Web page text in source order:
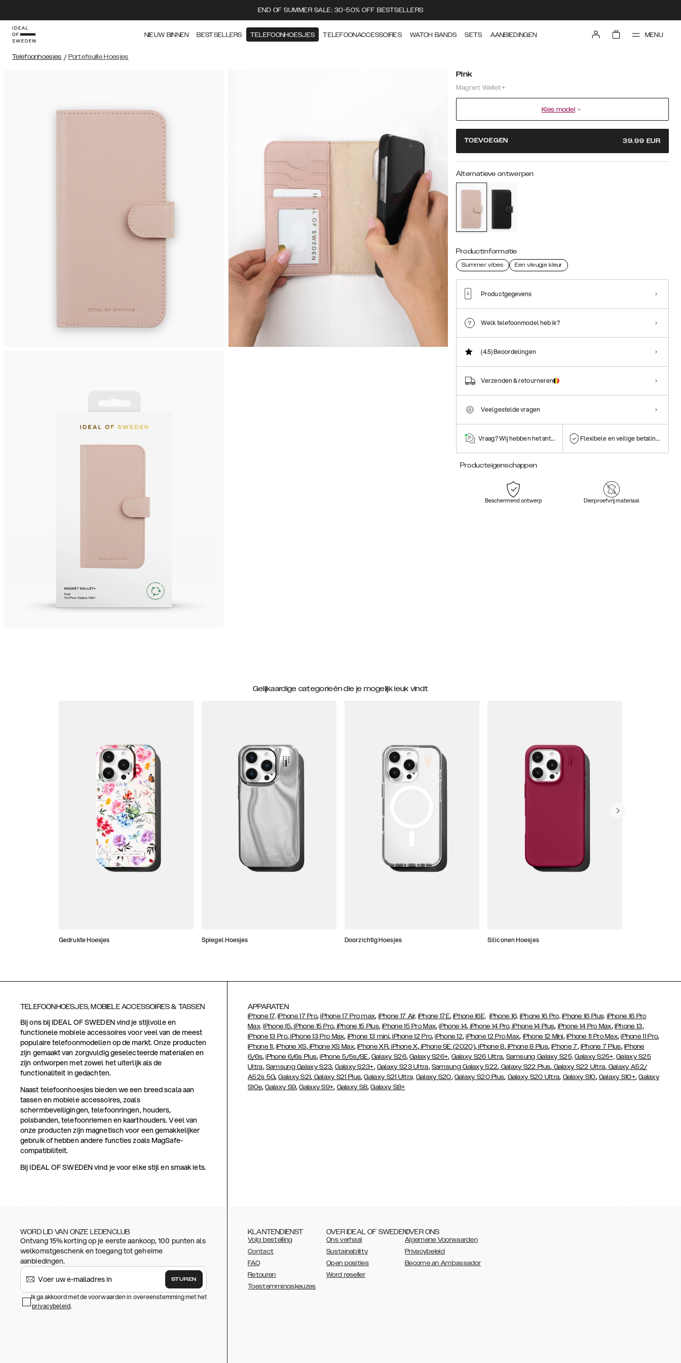
END OF SUMMER SALE: 30-50% OFF BESTSELLERS
NIEUW BINNEN BESTSELLERS TELEFOONHOESJES TELEFOONACCESSOIRES WATCH BANDS SETS AANBIEDINGEN MENU
Telefoonhoesjes / Portefeuille Hoesjes
Pink
Magnet Wallet+
Kies model
TOEVOEGEN 39.99 EUR
Alternatieve ontwerpen
Productinformatie
Summer vibes Een vleugje kleur
Productgegevens
Welk telefoonmodel heb ik?
(4.5)Beoordelingen
Verzenden & retourneren
Veelgestelde vragen
Vraag? Wij hebben het antwoord! Flexibele en veilige betalingen
Producteigenschappen
Beschermend ontwerp Dierproefvrij materiaal
Gelijkaardige categorieën die je mogelijk leuk vindt
Gedrukte Hoesjes Spiegel Hoesjes Doorzichtig Hoesjes Siliconen Hoesjes
TELEFOONHOESJES, MOBIELE ACCESSOIRES & TASSEN
Bij ons bij IDEAL OF SWEDEN vind je stijlvolle en
functionele mobiele accessoires voor veel van de meest
populaire telefoonmodellen op de markt. Onze producten
zijn gemaakt van zorgvuldig geselecteerde materialen en
zijn ontworpen met zowel het uiterlijk als de
functionaliteit in gedachten.
Naast telefoonhoesjes bieden we een breed scala aan
tassen en mobiele accessoires, zoals
schermbeveiligingen, telefoonringen, houders,
polsbanden, telefoonriemen en kaarthouders. Veel van
onze producten zijn magnetisch voor een gemakkelijker
gebruik of hebben andere functies zoals MagSafe-
compatibiliteit.
Bij IDEAL OF SWEDEN vind je voor elke stijl en smaak iets.
APPARATEN
iPhone 17, iPhone 17 Pro,iPhone 17 Pro max, iPhone 17 Air, iPhone 17E,iPhone 16E, iPhone 16, iPhone 16 Pro, iPhone 16 Plus, iPhone 16 Pro
Max, iPhone 15, iPhone 15 Pro, iPhone 15 Plus,iPhone 15 Pro Max,iPhone 14, iPhone 14 Pro, iPhone 14 Plus, iPhone 14 Pro Max, iPhone 13,
iPhone 13 Pro, iPhone 13 Pro Max, iPhone 13 mini,iPhone 12 Pro,iPhone 12,iPhone 12 Pro Max, iPhone 12 Mini, iPhone 11 Pro Max,iPhone 11 Pro,
iPhone 11, iPhone XS,iPhone XS Max,iPhone XR,iPhone X,iPhone SE (2020),iPhone 8,iPhone 8 Plus,iPhone 7, iPhone 7 Plus, iPhone
6/6s,iPhone 6/6s Plus,iPhone 5/5s/SE, Galaxy S26,Galaxy S26+, Galaxy S26 Ultra, Samsung Galaxy S25, Galaxy S25+, Galaxy S25
Ultra, Samsung Galaxy S23,Galaxy S23+, Galaxy S23 Ultra, Samsung Galaxy S22, Galaxy S22 Plus, Galaxy S22 Ultra, Galaxy A52/
A52s 5G,Galaxy S21, Galaxy S21 Plus,Galaxy S21 Ultra, Galaxy S20, Galaxy S20 Plus, Galaxy S20 Ultra, Galaxy S10, Galaxy S10+,Galaxy
S10e,Galaxy S9,Galaxy S9+, Galaxy S8,Galaxy S8+
WORD LID VAN ONZE LEDENCLUB
Ontvang 15% korting op je eerste aankoop, 100 punten als
welkomstgeschenk en toegang tot geheime
aanbiedingen.
STUREN
Ik ga akkoord met de voorwaarden in overeenstemming met het
privacybeleid.
KLANTENDIENST
Volg bestelling
Contact
FAQ
Retouren
Toestemmingskeuzes
OVER IDEAL OF SWEDEN
Ons verhaal
Sustainability
Open posities
Word reseller
OVER ONS
Algemene Voorwaarden
Privacybeleid
Become an Ambassador
AUSTRALIA